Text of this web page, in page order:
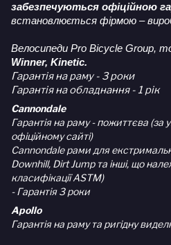
забезпечуються офіційною
встановлюється фірмою –
Велосипеди Pro Bicycle Group,
Winner, Kinetic.
Гарантія на раму - 3 роки
Гарантія на обладнання - 1 рік
Cannondale
Гарантія на раму - пожиттєва (за
офіційному сайті)
Cannondale рами для
Downhill, Dirt Jump та інші, що
класифікації ASTM)
- Гарантія 3 роки
Apollo
Гарантія на раму та ригідну